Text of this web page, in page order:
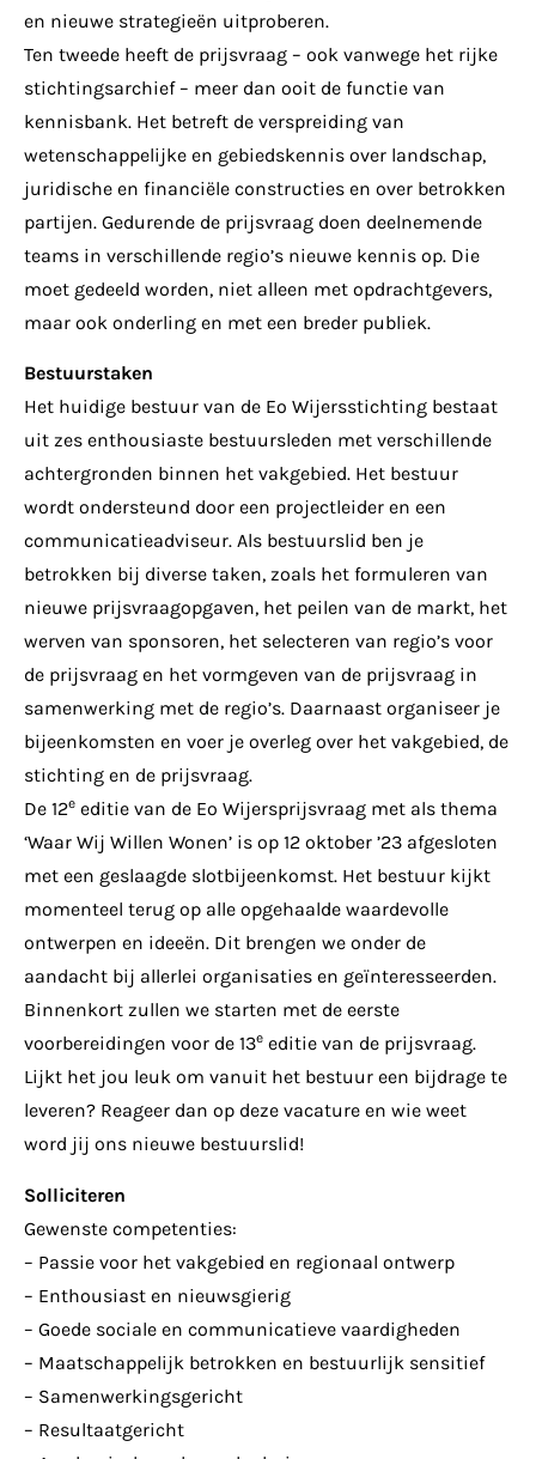
en nieuwe strategieën uitproberen.
Ten tweede heeft de prijsvraag – ook vanwege het rijke
stichtingsarchief – meer dan ooit de functie van
kennisbank. Het betreft de verspreiding van
wetenschappelijke en gebiedskennis over landschap,
juridische en financiële constructies en over betrokken
partijen. Gedurende de prijsvraag doen deelnemende
teams in verschillende regio’s nieuwe kennis op. Die
moet gedeeld worden, niet alleen met opdrachtgevers,
maar ook onderling en met een breder publiek.
Bestuurstaken
Het huidige bestuur van de Eo Wijersstichting bestaat
uit zes enthousiaste bestuursleden met verschillende
achtergronden binnen het vakgebied. Het bestuur
wordt ondersteund door een projectleider en een
communicatieadviseur. Als bestuurslid ben je
betrokken bij diverse taken, zoals het formuleren van
nieuwe prijsvraagopgaven, het peilen van de markt, het
werven van sponsoren, het selecteren van regio’s voor
de prijsvraag en het vormgeven van de prijsvraag in
samenwerking met de regio’s. Daarnaast organiseer je
bijeenkomsten en voer je overleg over het vakgebied, de
stichting en de prijsvraag.
De 12e editie van de Eo Wijersprijsvraag met als thema
‘Waar Wij Willen Wonen’ is op 12 oktober ’23 afgesloten
met een geslaagde slotbijeenkomst. Het bestuur kijkt
momenteel terug op alle opgehaalde waardevolle
ontwerpen en ideeën. Dit brengen we onder de
aandacht bij allerlei organisaties en geïnteresseerden.
Binnenkort zullen we starten met de eerste
voorbereidingen voor de 13e editie van de prijsvraag.
Lijkt het jou leuk om vanuit het bestuur een bijdrage te
leveren? Reageer dan op deze vacature en wie weet
word jij ons nieuwe bestuurslid!
Solliciteren
Gewenste competenties:
– Passie voor het vakgebied en regionaal ontwerp
– Enthousiast en nieuwsgierig
– Goede sociale en communicatieve vaardigheden
– Maatschappelijk betrokken en bestuurlijk sensitief
– Samenwerkingsgericht
– Resultaatgericht